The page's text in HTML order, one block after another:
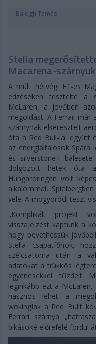
Balogh Tamás
Stella
Macarena-
A múlt hétvégi F1-es
edzéseken tesztelte a
McLaren, a jövőben
megoldást. A Ferrari már
szárnynak elkeresztelt
óta a Red Bull-lal együtt
az energiaitalosok Spára
és silverstone-i
dolgozott hetek óta
Hungaroringen volt
alkalommal,
vele. A mogyoródi teszt
„Komplikált projekt
visszajelzést kaptunk a
hogy bevethessük
Stella csapatfőnök,
szélcsatorna után a
adatokat a trükkös
egyenesekkel tűzdelt
leginkább ezt a
hasznos lehet a
wokingiak a Red Bullt
Ferrari szárnya
bikásoké előrefelé fordul